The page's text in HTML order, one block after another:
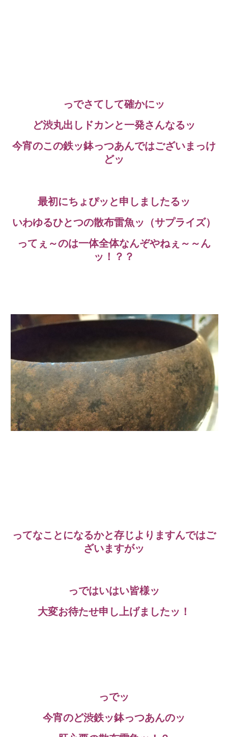
っでさてして確かにッ
ど渋丸出しドカンと一発さんなるッ
今宵のこの鉄ッ鉢っつあんではございまっけ
どッ
最初にちょぴッと申しましたるッ
いわゆるひとつの散布雷魚ッ（サプライズ）
ってぇ～のは一体全体なんぞやねぇ～～ん
ッ！？？
ってなことになるかと存じよりますんではご
ざいますがッ
っではいはい皆様ッ
大変お待たせ申し上げましたッ！
っでッ
今宵のど渋鉄ッ鉢っつあんのッ